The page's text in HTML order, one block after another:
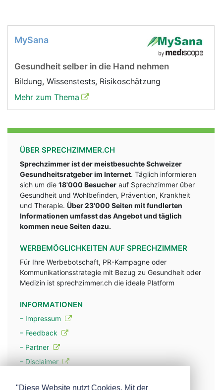
MySana
Gesundheit selber in die Hand nehmen
Bildung, Wissenstests, Risikoschätzung
Mehr zum Thema
ÜBER SPRECHZIMMER.CH
Sprechzimmer ist der meistbesuchte Schweizer
Gesundheitsratgeber im Internet. Täglich informieren
sich um die 18'000 Besucher auf Sprechzimmer über
Gesundheit und Wohlbefinden, Prävention, Krankheit
und Therapie. Über 23'000 Seiten mit fundlerten
Informationen umfasst das Angebot und täglich
kommen neue Seiten dazu.
WERBEMÖGLICHKEITEN AUF SPRECHZIMMER
Für Ihre Werbebotschaft, PR-Kampagne oder
Kommunikationsstrategie mit Bezug zu Gesundheit oder
Medizin ist sprechzimmer.ch die ideale Platform
INFORMATIONEN
– Impressum
– Feedback
– Partner
– Disclaimer
"Diese Website nutzt Cookies. Mit der